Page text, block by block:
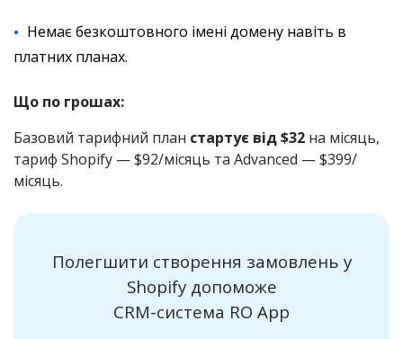
Немає безкоштовного імені домену навіть в
платних планах.
Що по грошах:
Базовий тарифний план стартує від $32 на місяць,
тариф Shopify — $92/місяць та Advanced — $399/
місяць.
Полегшити створення замовлень у
Shopify допоможе
CRM-система RO App